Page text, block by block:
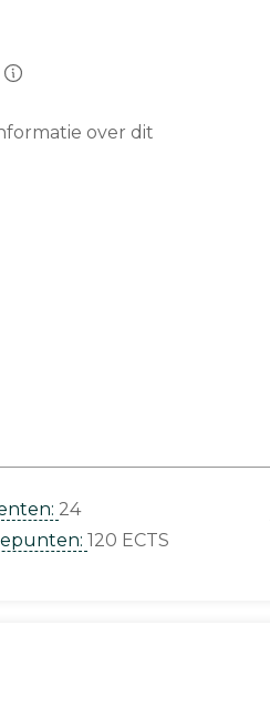
over dit
24
120 ECTS